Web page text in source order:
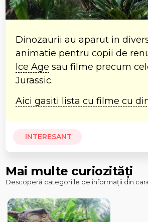
Dinozaurii au aparut in
animatie pentru copii de
Ice Age sau filme precum
Jurassic.
Aici gasiti lista cu filme cu
INTERESANT
Mai multe curiozități
Descoperă categoriile de informații din